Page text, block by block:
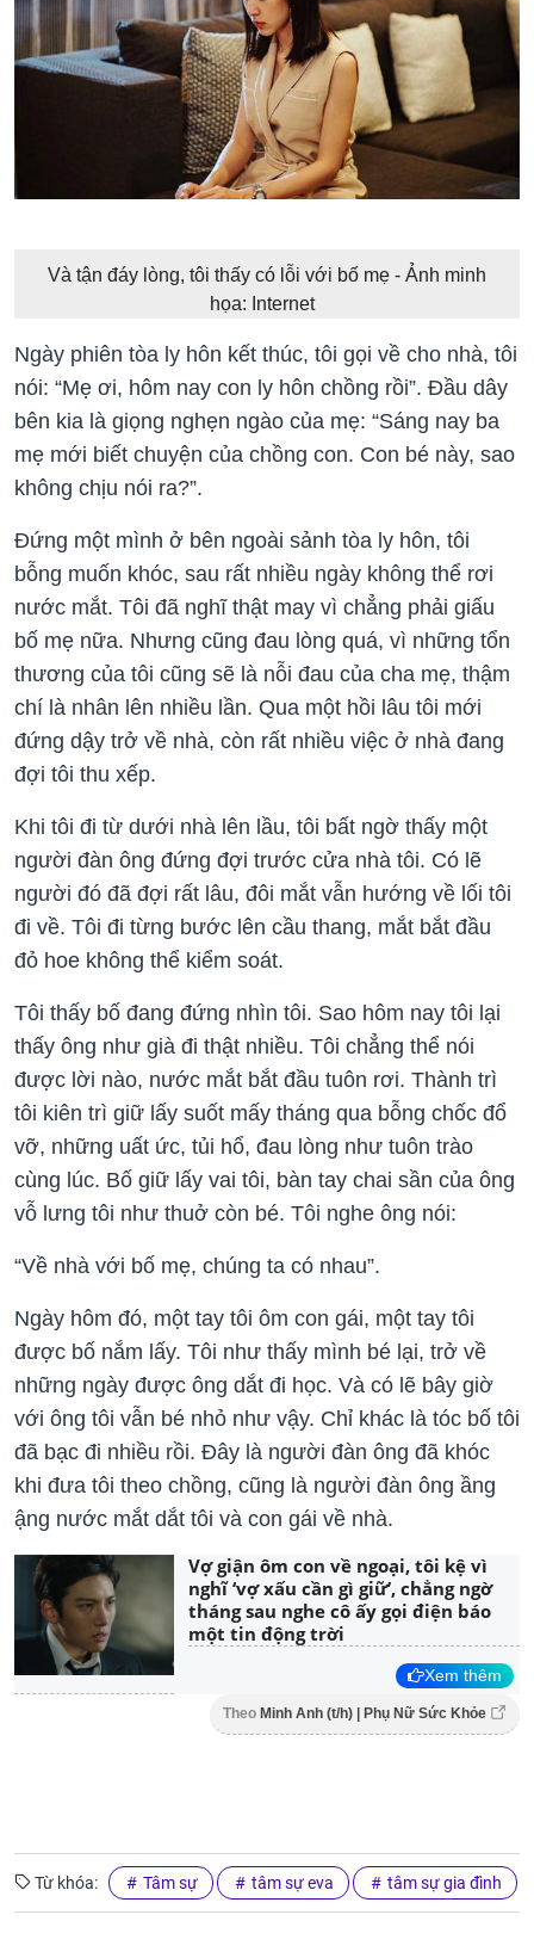
Và tận đáy lòng, tôi thấy có lỗi với bố mẹ - Ảnh minh
họa: Internet
Ngày phiên tòa ly hôn kết thúc, tôi gọi về cho nhà, tôi
nói: “Mẹ ơi, hôm nay con ly hôn chồng rồi”. Đầu dây
bên kia là giọng nghẹn ngào của mẹ: “Sáng nay ba
mẹ mới biết chuyện của chồng con. Con bé này, sao
không chịu nói ra?”.
Đứng một mình ở bên ngoài sảnh tòa ly hôn, tôi
bỗng muốn khóc, sau rất nhiều ngày không thể rơi
nước mắt. Tôi đã nghĩ thật may vì chẳng phải giấu
bố mẹ nữa. Nhưng cũng đau lòng quá, vì những tổn
thương của tôi cũng sẽ là nỗi đau của cha mẹ, thậm
chí là nhân lên nhiều lần. Qua một hồi lâu tôi mới
đứng dậy trở về nhà, còn rất nhiều việc ở nhà đang
đợi tôi thu xếp.
Khi tôi đi từ dưới nhà lên lầu, tôi bất ngờ thấy một
người đàn ông đứng đợi trước cửa nhà tôi. Có lẽ
người đó đã đợi rất lâu, đôi mắt vẫn hướng về lối tôi
đi về. Tôi đi từng bước lên cầu thang, mắt bắt đầu
đỏ hoe không thể kiểm soát.
Tôi thấy bố đang đứng nhìn tôi. Sao hôm nay tôi lại
thấy ông như già đi thật nhiều. Tôi chẳng thể nói
được lời nào, nước mắt bắt đầu tuôn rơi. Thành trì
tôi kiên trì giữ lấy suốt mấy tháng qua bỗng chốc đổ
vỡ, những uất ức, tủi hổ, đau lòng như tuôn trào
cùng lúc. Bố giữ lấy vai tôi, bàn tay chai sần của ông
vỗ lưng tôi như thuở còn bé. Tôi nghe ông nói:
“Về nhà với bố mẹ, chúng ta có nhau”.
Ngày hôm đó, một tay tôi ôm con gái, một tay tôi
được bố nắm lấy. Tôi như thấy mình bé lại, trở về
những ngày được ông dắt đi học. Và có lẽ bây giờ
với ông tôi vẫn bé nhỏ như vậy. Chỉ khác là tóc bố tôi
đã bạc đi nhiều rồi. Đây là người đàn ông đã khóc
khi đưa tôi theo chồng, cũng là người đàn ông ầng
ậng nước mắt dắt tôi và con gái về nhà.
Vợ giận ôm con về ngoại, tôi kệ vì
nghĩ ‘vợ xấu cần gì giữ’, chẳng ngờ
tháng sau nghe cô ấy gọi điện báo
một tin động trời
Xem thêm
Theo Minh Anh (t/h) | Phụ Nữ Sức Khỏe
Từ khóa: Tâm sự tâm sự eva tâm sự gia đình